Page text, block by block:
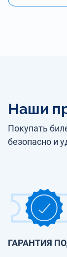
Наши
Покупать
безопасно и
ГАРАНТИЯ